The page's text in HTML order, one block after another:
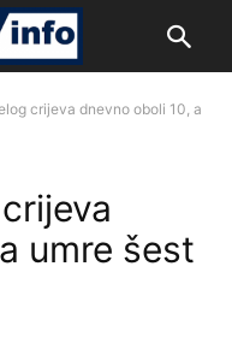
crijeva dnevno oboli 10, a
umre šest